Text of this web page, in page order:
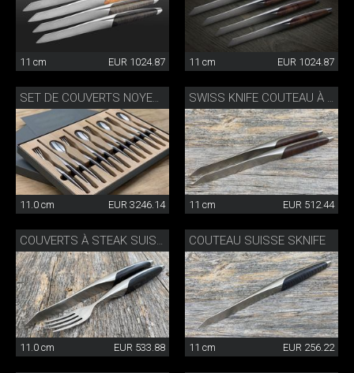
11 cm EUR 1024.87 11 cm EUR 1024.87
SET DE COUVERTS NOYER 4 PIÈCES
11.0 cm EUR 3246.14
SWISS KNIFE COUTEAU À STEAK SET DE 2
11 cm EUR 512.44
11.0 cm EUR 533.88
COUTEAU SUISSE SKNIFE
11 cm EUR 256.22